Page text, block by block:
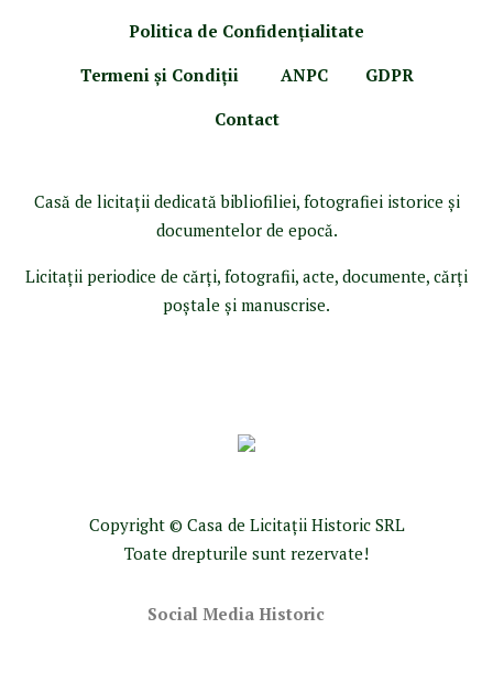
Politica de Confidenţialitate
Termeni şi Condiţii
ANPC
GDPR
Contact
Casă de licitaţii dedicată bibliofiliei, fotografiei istorice şi
documentelor de epocă.
Licitaţii periodice de cărţi, fotografii, acte, documente, cărţi
poştale şi manuscrise.
Copyright © Casa de Licitaţii Historic SRL
Toate drepturile sunt rezervate!
Social Media Historic